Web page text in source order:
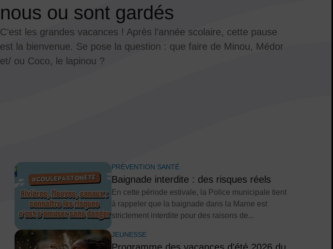
nous ou sont gardés
C’est les grandes vacances ! Après l’année scolaire, cette pause
est la bienvenue. Se pose la question : que faire de Minou, Médor
et/ ou Coco, le lapinou ?
Baignade interdite : des risques réels
En cette période estivale, la Police municipale tient
à rappeler que la baignade dans la Marne est
strictement interdite pour des raisons de...
PRÉVENTION SANTÉ
JEUNESSE